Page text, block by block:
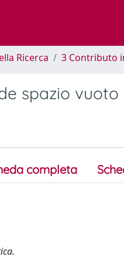
Ricerca 3 Contributo
spazio vuoto
completa